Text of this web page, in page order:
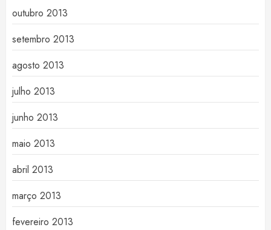
outubro 2013
setembro 2013
agosto 2013
julho 2013
junho 2013
maio 2013
abril 2013
março 2013
fevereiro 2013